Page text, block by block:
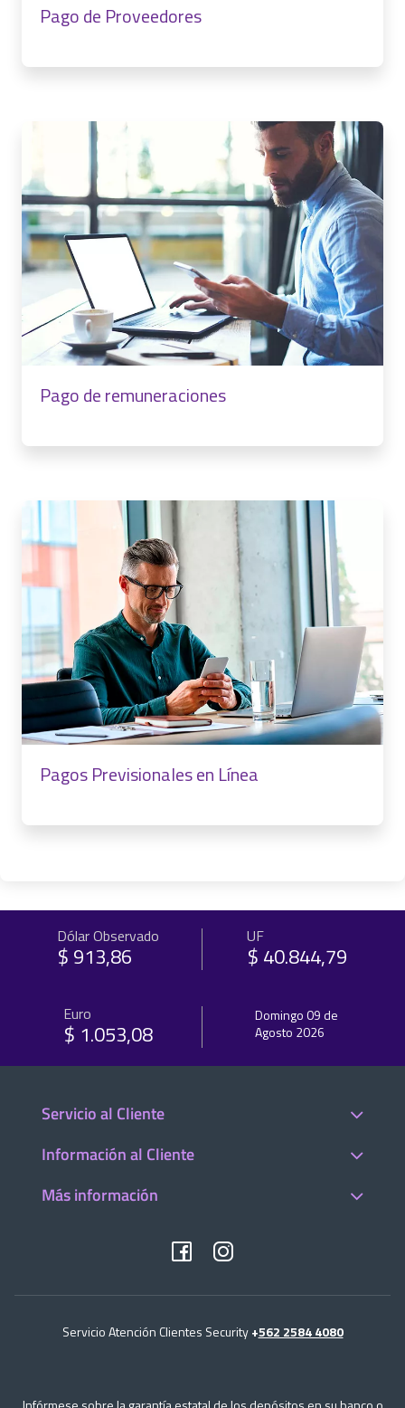
Pago de Proveedores
Pago de remuneraciones
Pagos Previsionales en Línea
Dólar Observado
$ 913,86
UF
$ 40.844,79
Euro
$ 1.053,08
Domingo 09 de
Agosto 2026
Servicio al Cliente
Información al Cliente
Más información
Servicio Atención Clientes Security+562 2584 4080